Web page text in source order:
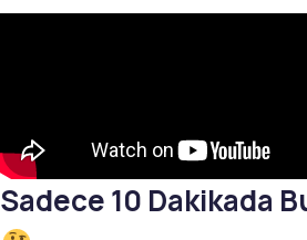
Sadece 10 Dakikada